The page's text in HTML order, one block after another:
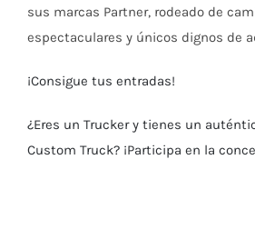
sus marcas Partner, rodeado de
espectaculares y únicos dignos de
¡Consigue tus entradas!
¿Eres un Trucker y tienes un
Custom Truck? ¡Participa en la